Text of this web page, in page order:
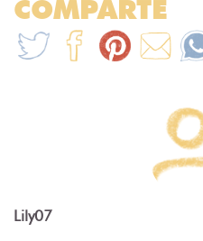
COMPARTE
Lily07